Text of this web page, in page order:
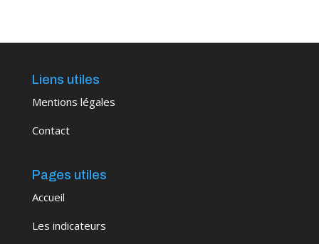
Liens utiles
Mentions légales
Contact
Pages utiles
Accueil
Les indicateurs